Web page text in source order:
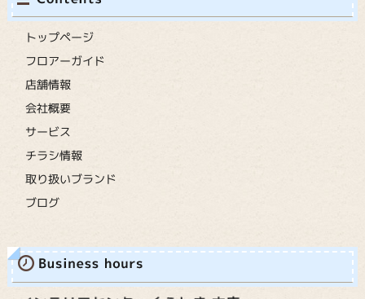
トップページ
フロアーガイド
店舗情報
会社概要
サービス
チラシ情報
取り扱いブランド
ブログ